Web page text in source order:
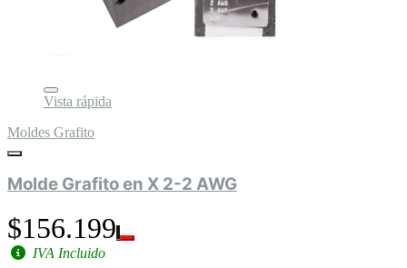
Vista rápida
Moldes Grafito
Molde Grafito en X 2-2 AWG
$156.199
IVA Incluido